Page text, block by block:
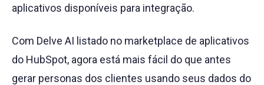
aplicativos disponíveis para integração.
Com Delve AI listado no marketplace de aplicativos
do HubSpot, agora está mais fácil do que antes
gerar personas dos clientes usando seus dados do